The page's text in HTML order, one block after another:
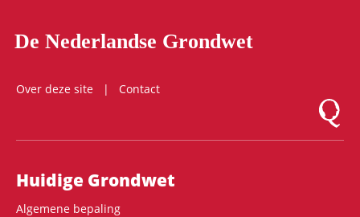
De Nederlandse Grondwet
Over deze site
Contact
Logo
Hoofdnavigatie
Huidige Grondwet
Algemene bepaling